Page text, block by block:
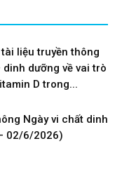
liệu truyền thông
dưỡng về vai trò
D trong...
Ngày vi chất dinh
02/6/2026)